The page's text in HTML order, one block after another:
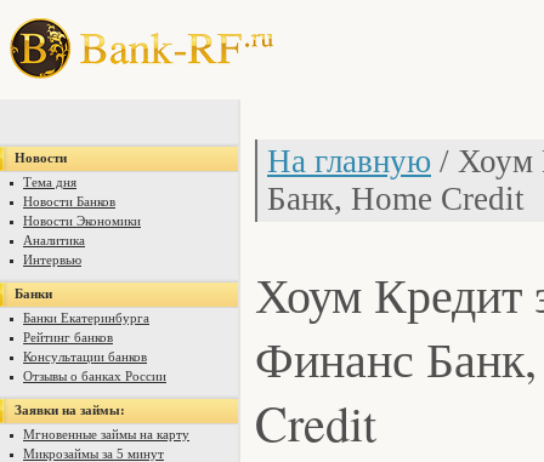
Новости
Тема дня
Новости Банков
Новости Экономики
Аналитика
Интервью
Банки
Банки Екатеринбурга
Рейтинг банков
Консультации банков
Отзывы о банках России
Заявки на займы:
Мгновенные займы на карту
Микрозаймы за 5 минут
На главную / Хоум
Банк, Home Credit
Хоум Кредит
Финанс
Credit